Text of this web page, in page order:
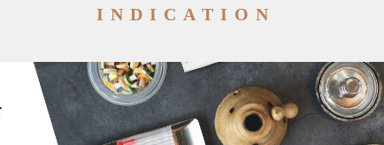
INDICATION